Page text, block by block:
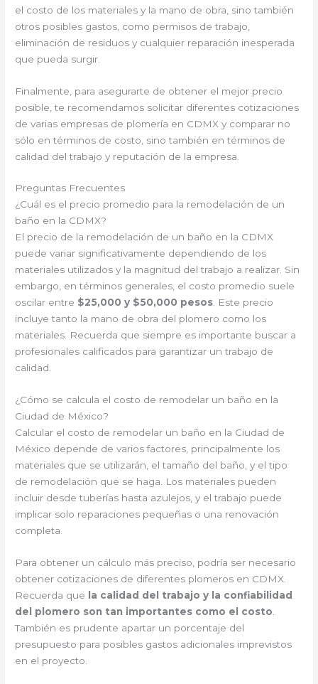
el costo de los materiales y la mano de obra, sino también
otros posibles gastos, como permisos de trabajo,
eliminación de residuos y cualquier reparación inesperada
que pueda surgir.
Finalmente, para asegurarte de obtener el mejor precio
posible, te recomendamos solicitar diferentes cotizaciones
de varias empresas de plomería en CDMX y comparar no
sólo en términos de costo, sino también en términos de
calidad del trabajo y reputación de la empresa.
Preguntas Frecuentes
¿Cuál es el precio promedio para la remodelación de un
baño en la CDMX?
El precio de la remodelación de un baño en la CDMX
puede variar significativamente dependiendo de los
materiales utilizados y la magnitud del trabajo a realizar. Sin
embargo, en términos generales, el costo promedio suele
oscilar entre $25,000 y $50,000 pesos. Este precio
incluye tanto la mano de obra del plomero como los
materiales. Recuerda que siempre es importante buscar a
profesionales calificados para garantizar un trabajo de
calidad.
¿Cómo se calcula el costo de remodelar un baño en la
Ciudad de México?
Calcular el costo de remodelar un baño en la Ciudad de
México depende de varios factores, principalmente los
materiales que se utilizarán, el tamaño del baño, y el tipo
de remodelación que se haga. Los materiales pueden
incluir desde tuberías hasta azulejos, y el trabajo puede
implicar solo reparaciones pequeñas o una renovación
completa.
Para obtener un cálculo más preciso, podría ser necesario
obtener cotizaciones de diferentes plomeros en CDMX.
Recuerda que
la calidad del trabajo y la confiabilidad
del plomero son tan importantes como el costo
También es prudente apartar un porcentaje del
presupuesto para posibles gastos adicionales imprevistos
en el proyecto.